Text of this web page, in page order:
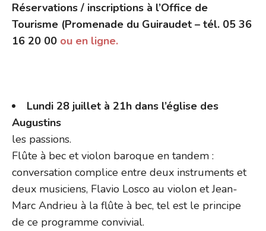
Réservations / inscriptions à l’Office de
Tourisme (Promenade du Guiraudet – tél. 05 36
16 20 00 ou en ligne.
Lundi 28 juillet à 21h dans l’église des
Augustins
les passions.
Flûte à bec et violon baroque en tandem :
conversation complice entre deux instruments et
deux musiciens, Flavio Losco au violon et Jean-
Marc Andrieu à la flûte à bec, tel est le principe
de ce programme convivial.